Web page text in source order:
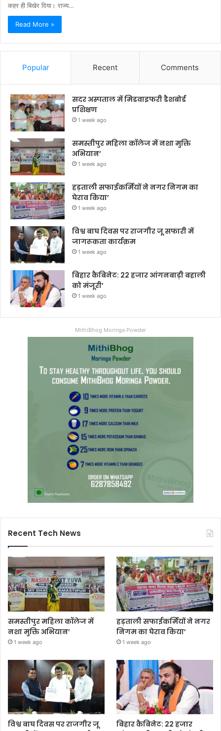
कहर ही बिखेर दिया। राज्य…
Read More »
Popular Recent Comments
सदर अस्पताल में मिडवाइफरी डैशबोर्ड
प्रशिक्षण
1 week ago
समस्तीपुर महिला कॉलेज में नशा मुक्ति
अभियान’
1 week ago
हड़ताली सफाईकर्मियों ने नगर निगम का
घेराव किया’
1 week ago
विश्व बाघ दिवस पर राजगीर जू सफारी में
जागरूकता कार्यक्रम
1 week ago
बिहार कैबिनेट: 22 हजार आंगनबाड़ी बहाली
को मंजूरी’
1 week ago
MithiBhog Moringa Powder
Recent Tech News
समस्तीपुर महिला कॉलेज में
नशा मुक्ति अभियान’
1 week ago
हड़ताली सफाईकर्मियों ने नगर
निगम का घेराव किया’
1 week ago
विश्व बाघ दिवस पर राजगीर जू
बिहार कैबिनेट: 22 हजार